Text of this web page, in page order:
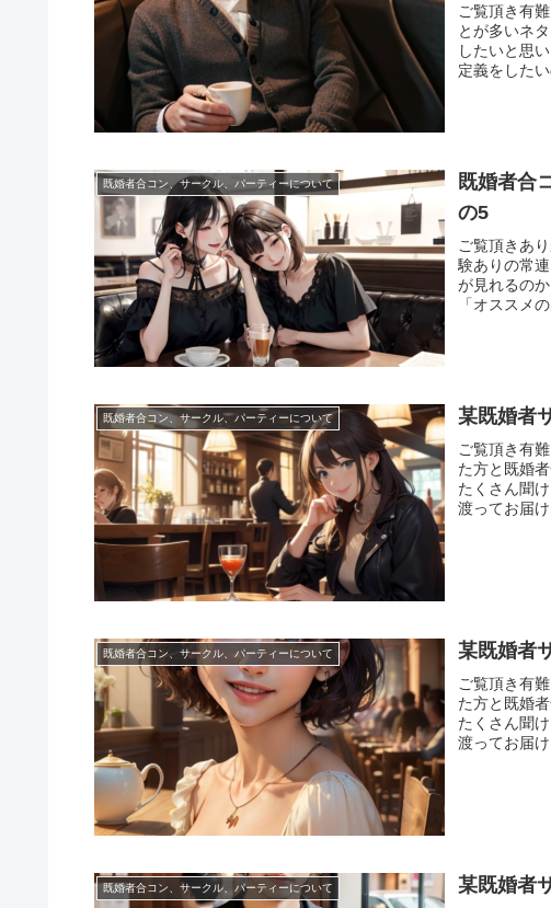
ご覧頂き有
とが多いネ
したいと思
定義をした
既婚者合コン、サークル、パーティーについて
既婚者合
の5
ご覧頂きあ
験ありの常
が見れるの
「オススメ
既婚者合コン、サークル、パーティーについて 某既婚者
ご覧頂き有
た方と既婚
たくさん聞
渡ってお届
既婚者合コン、サークル、パーティーについて 某既婚者
ご覧頂き有
た方と既婚
たくさん聞
渡ってお届
既婚者合コン、サークル、パーティーについて 某既婚者